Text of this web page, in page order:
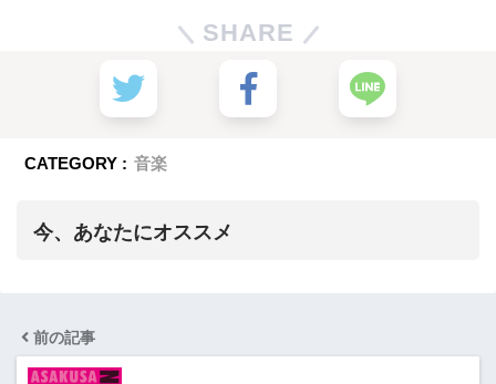
SHARE
CATEGORY : 音楽
今、あなたにオススメ
前の記事